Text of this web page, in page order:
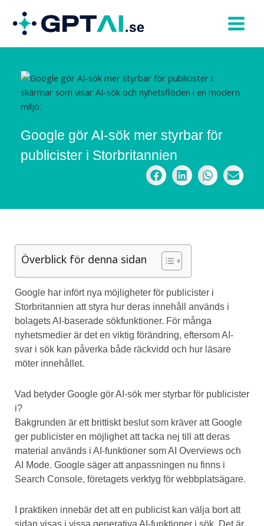
innehåll
Google gör AI-sök mer styrbar för
publicister i Storbritannien
Överblick för denna sidan
Google har infört nya möjligheter för publicister i
Storbritannien att styra hur deras innehåll används i
bolagets AI-baserade sökfunktioner. För många
nyhetsmedier är det en viktig förändring, eftersom AI-
svar i sök kan påverka både räckvidd och hur läsare
möter innehållet.
Vad betyder Google gör AI-sök mer styrbar för publicister
i?
Bakgrunden är ett brittiskt beslut som kräver att Google
ger publicister en möjlighet att tacka nej till att deras
material används i AI-funktioner som AI Overviews och
AI Mode. Google säger att anpassningen nu finns i
Search Console, företagets verktyg för webbplatsägare.
I praktiken innebär det att en publicist kan välja bort att